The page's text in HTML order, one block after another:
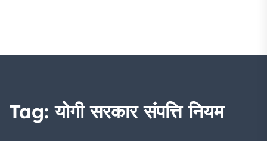
Tag:योगी सरकार संपत्ति नियम